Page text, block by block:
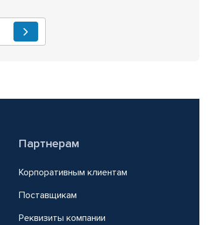
Партнерам
Корпоративным клиентам
Поставщикам
Реквизиты компании